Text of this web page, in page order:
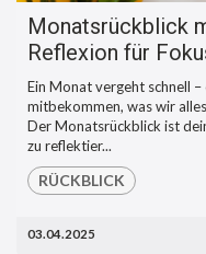
Monatsrückblick
Reflexion für
Ein Monat vergeht schnell
mitbekommen, was wir
Der Monatsrückblick ist
zu reflektier...
RÜCKBLICK
03.04.2025